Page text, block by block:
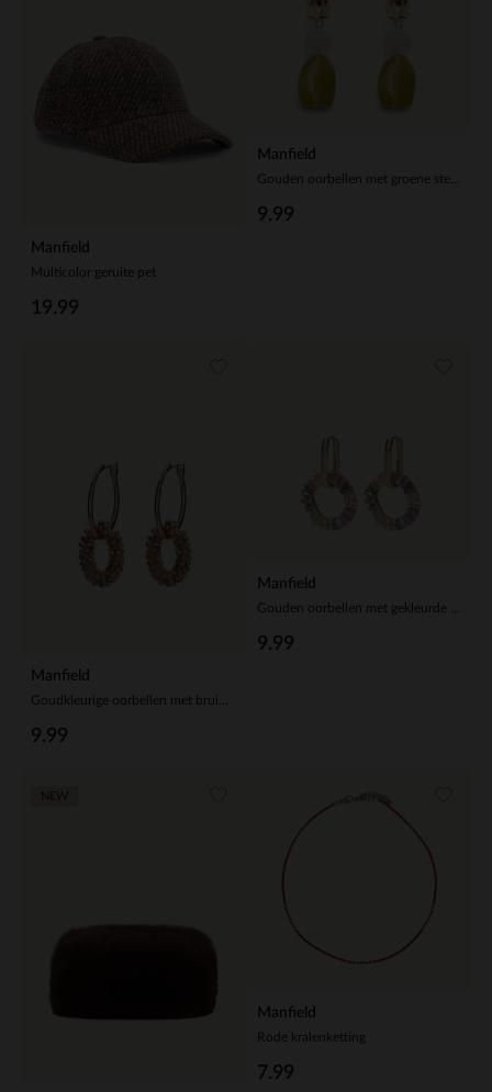
Manfield
Multicolor geruite pet
19.99
Manfield
Gouden oorbellen met groene steentjes
9.99
Manfield
9.99
Manfield
9.99
Manfield
Rode kralenketting
7.99